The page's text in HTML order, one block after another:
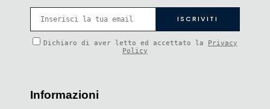
Dichiaro di aver letto ed accettato la Privacy
Policy
Informazioni